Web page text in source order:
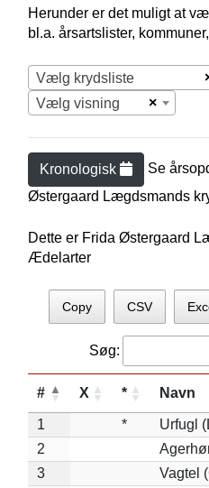
Herunder er det muligt at
bl.a. årsartslister,
Vælg krydsliste
×
Vælg visning
Kronologisk Se
Østergaard Lægdsmands
Dette er Frida Østergaard
Ædelarter
Copy CSV
Søg:
# X * Navn
1 *
Urfugl
2
3
Vagtel